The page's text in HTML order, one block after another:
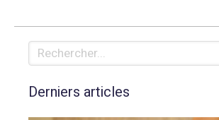
Rechercher
Derniers articles